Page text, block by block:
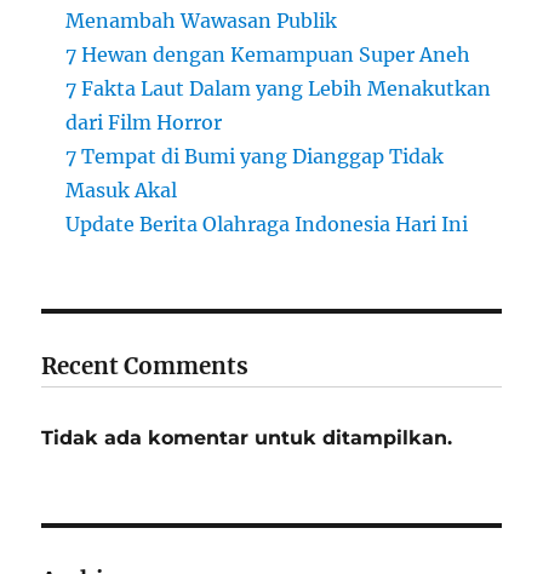
Menambah Wawasan Publik
7 Hewan dengan Kemampuan Super Aneh
7 Fakta Laut Dalam yang Lebih Menakutkan
dari Film Horror
7 Tempat di Bumi yang Dianggap Tidak
Masuk Akal
Update Berita Olahraga Indonesia Hari Ini
Recent Comments
Tidak ada komentar untuk ditampilkan.